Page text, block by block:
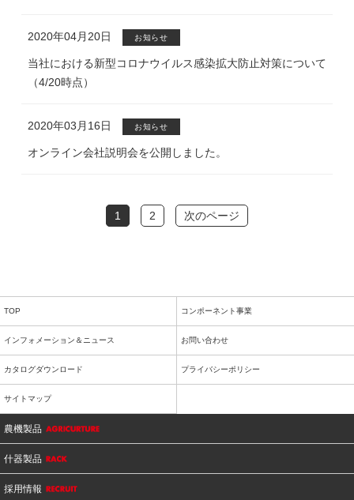
2020年04月20日 お知らせ
当社における新型コロナウイルス感染拡大防止対策について
（4/20時点）
2020年03月16日 お知らせ
オンライン会社説明会を公開しました。
1 2 次のページ
TOP コンポーネント事業
インフォメーション＆ニュース お問い合わせ
カタログダウンロード プライバシーポリシー
サイトマップ
農機製品
什器製品
採用情報